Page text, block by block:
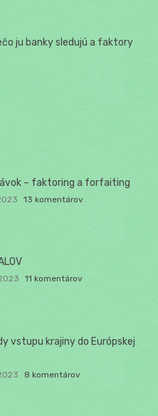
ju banky sledujú a faktory
– faktoring a forfaiting
13 komentárov
11 komentárov
vstupu krajiny do Európskej
8 komentárov